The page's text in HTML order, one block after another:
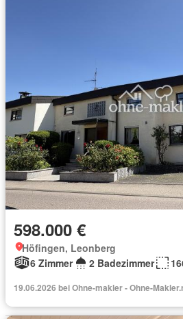
598.000 €
Höfingen, Leonberg
6 Zimmer
2 Badezimmer
19.06.2026 bei Ohne-makler - Ohne-